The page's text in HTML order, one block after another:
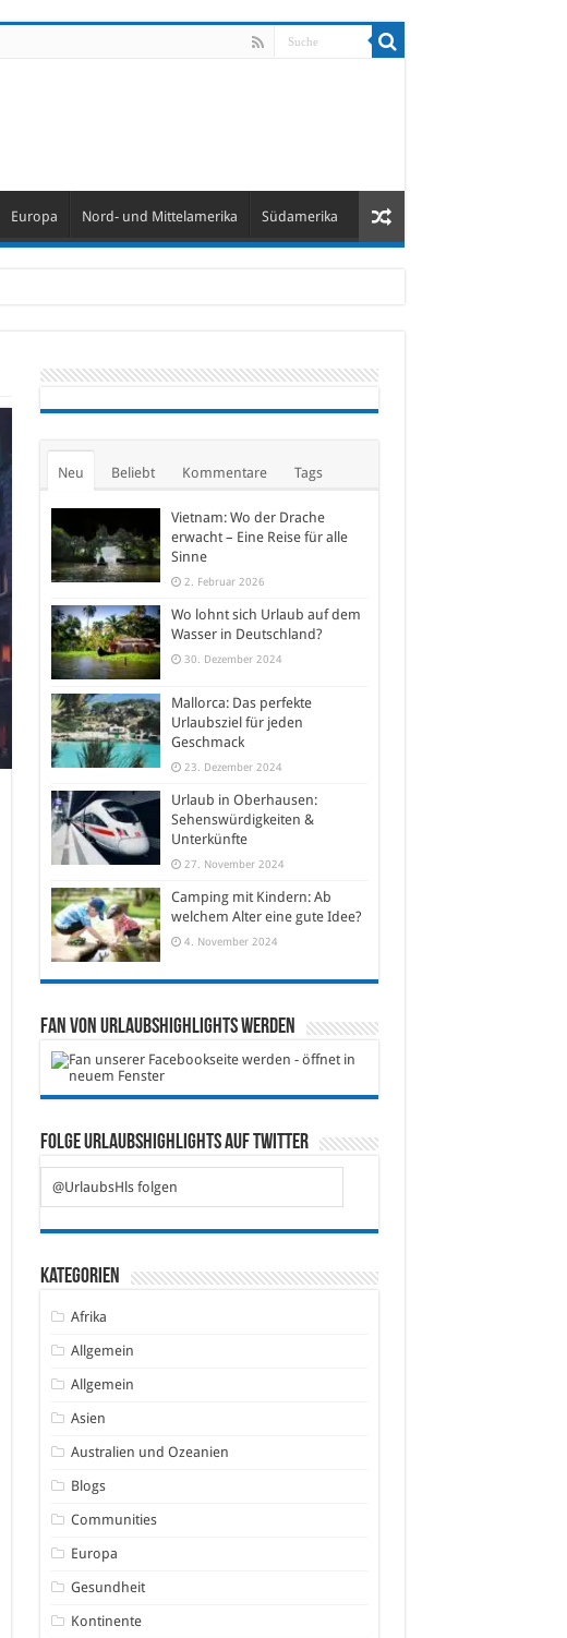
Europa Nord- und Mittelamerika Südamerika
Neu Beliebt Kommentare Tags
Vietnam: Wo der Drache
erwacht – Eine Reise für alle
Sinne
2. Februar 2026
Wo lohnt sich Urlaub auf dem
Wasser in Deutschland?
30. Dezember 2024
Mallorca: Das perfekte
Urlaubsziel für jeden
Geschmack
23. Dezember 2024
Urlaub in Oberhausen:
Sehenswürdigkeiten &
Unterkünfte
27. November 2024
Camping mit Kindern: Ab
welchem Alter eine gute Idee?
4. November 2024
Fan von Urlaubshighlights werden
Folge Urlaubshighlights auf Twitter
@UrlaubsHls folgen
Kategorien
Afrika
Allgemein
Allgemein
Asien
Australien und Ozeanien
Blogs
Communities
Europa
Gesundheit
Kontinente